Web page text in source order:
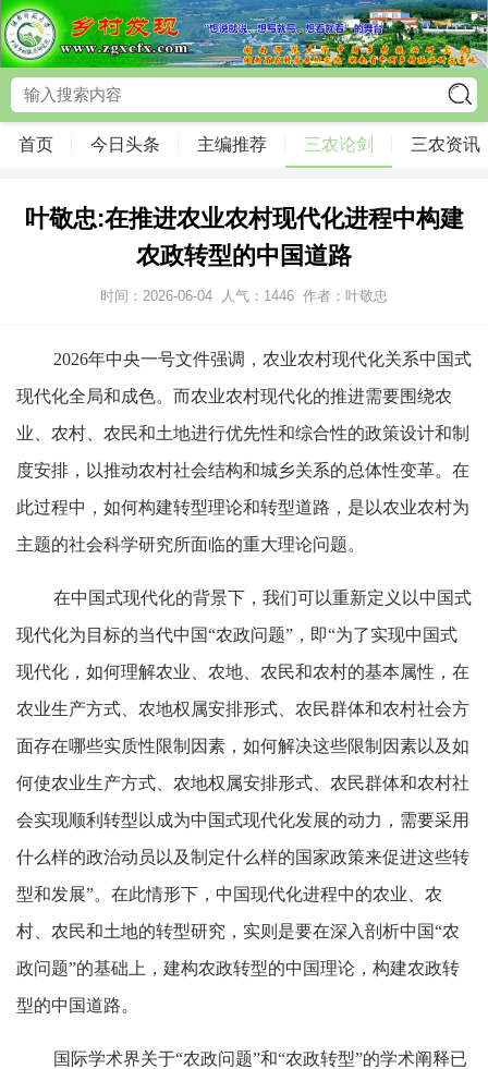
首页 今日头条 主编推荐 三农论剑 三农资讯
叶敬忠:在推进农业农村现代化进程中构建
农政转型的中国道路
时间：2026-06-04 人气： 1446 作者：叶敬忠
2026年中央一号文件强调，农业农村现代化关系中国式
现代化全局和成色。而农业农村现代化的推进需要围绕农
业、农村、农民和土地进行优先性和综合性的政策设计和制
度安排，以推动农村社会结构和城乡关系的总体性变革。在
此过程中，如何构建转型理论和转型道路，是以农业农村为
主题的社会科学研究所面临的重大理论问题。
在中国式现代化的背景下，我们可以重新定义以中国式
现代化为目标的当代中国“农政问题”，即“为了实现中国式
现代化，如何理解农业、农地、农民和农村的基本属性，在
农业生产方式、农地权属安排形式、农民群体和农村社会方
面存在哪些实质性限制因素，如何解决这些限制因素以及如
何使农业生产方式、农地权属安排形式、农民群体和农村社
会实现顺利转型以成为中国式现代化发展的动力，需要采用
什么样的政治动员以及制定什么样的国家政策来促进这些转
型和发展”。在此情形下，中国现代化进程中的农业、农
村、农民和土地的转型研究，实则是要在深入剖析中国“农
政问题”的基础上，建构农政转型的中国理论，构建农政转
型的中国道路。
国际学术界关于“农政问题”和“农政转型”的学术阐释已